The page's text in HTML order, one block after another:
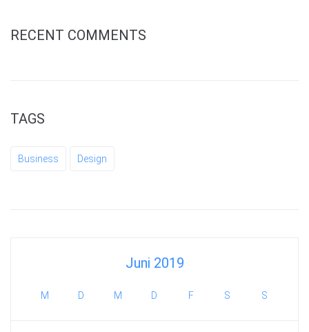
RECENT COMMENTS
TAGS
Business Design
Juni 2019
M D M D F S S